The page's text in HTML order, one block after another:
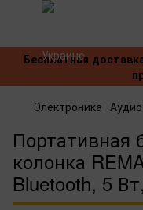
Бесплатная
Электроника
Портативная
колонка
Bluetooth, 5